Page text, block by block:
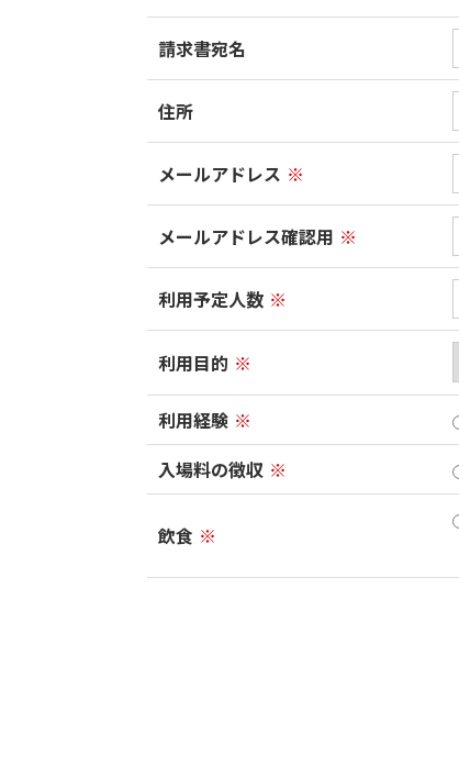
請求書宛名
住所
メールアドレス ※
メールアドレス確認用 ※
利用予定人数 ※
利用目的 ※
利用経験 ※
入場料の徴収 ※
飲食 ※